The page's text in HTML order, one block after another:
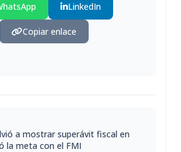
LinkedIn
Copiar enlace
a mostrar superávit fiscal en
la meta con el FMI